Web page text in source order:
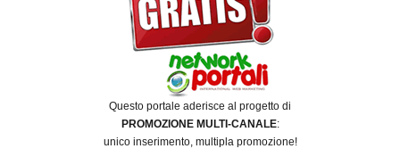
Questo portale aderisce al progetto di
PROMOZIONE MULTI-CANALE:
unico inserimento, multipla promozione!